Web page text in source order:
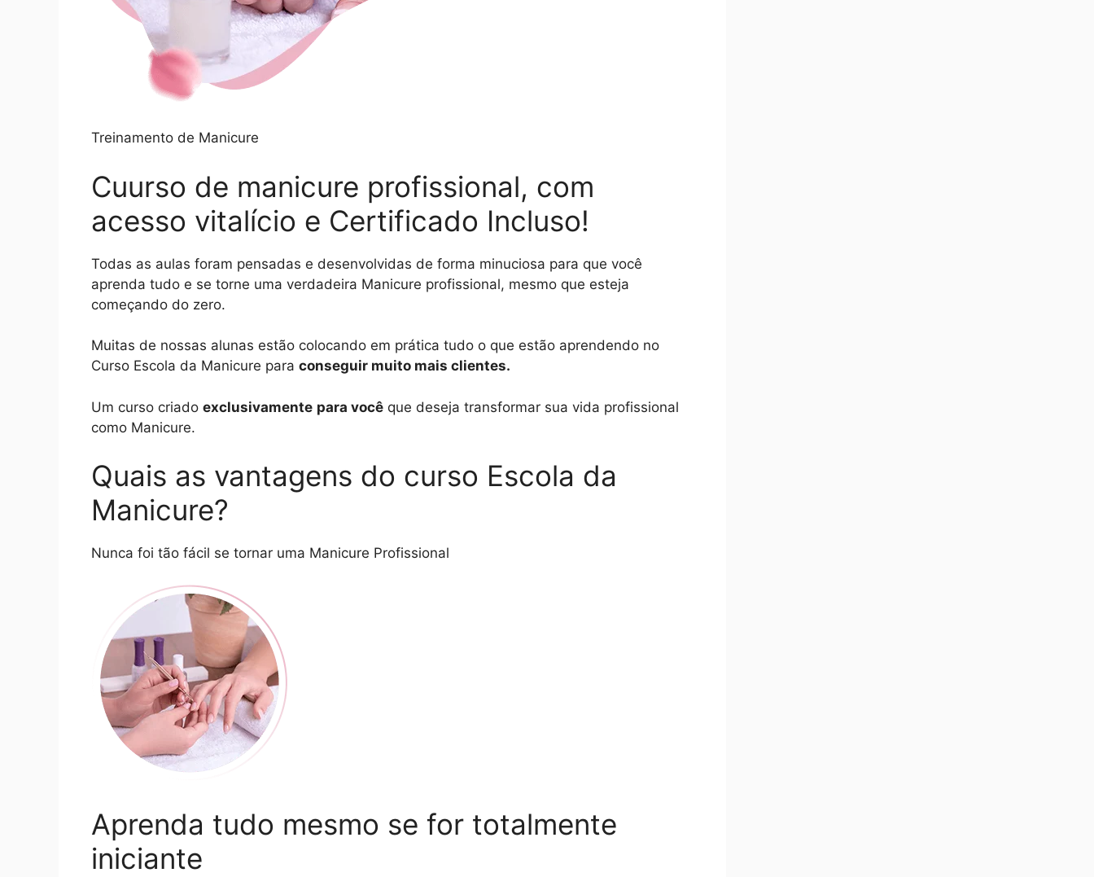
Treinamento de Manicure
Cuurso de manicure profissional, com
acesso vitalício e Certificado Incluso!
Todas as aulas foram pensadas e desenvolvidas de forma minuciosa para que você
aprenda tudo e se torne uma verdadeira Manicure profissional, mesmo que esteja
começando do zero.
Muitas de nossas alunas estão colocando em prática tudo o que estão aprendendo no
Curso Escola da Manicure para conseguir muito mais clientes.
Um curso criado exclusivamente para você que deseja transformar sua vida profissional
como Manicure.
Quais as vantagens do curso Escola da
Manicure?
Nunca foi tão fácil se tornar uma Manicure Profissional
Aprenda tudo mesmo se for totalmente
iniciante